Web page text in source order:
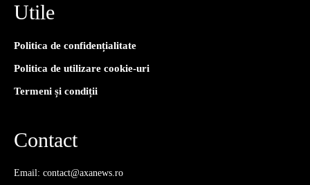
Utile
Politica de confidențialitate
Politica de utilizare cookie-uri
Termeni și condiții
Contact
Email: contact@axanews.ro